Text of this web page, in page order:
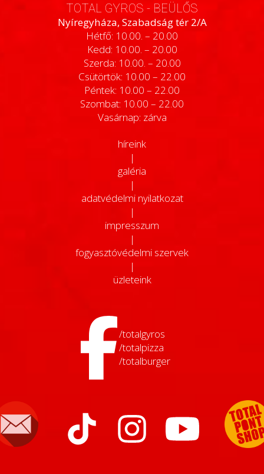
TOTAL GYROS - BEÜLŐS
Nyíregyháza, Szabadság tér 2/A
Hétfő: 10.00. – 20.00
Kedd: 10.00. – 20.00
Szerda: 10.00. – 20.00
Csütörtök: 10.00 – 22.00
Péntek: 10.00 – 22.00
Szombat: 10.00 – 22.00
Vasárnap: zárva
híreink
|
galéria
|
adatvédelmi nyilatkozat
|
impresszum
|
fogyasztóvédelmi szervek
|
üzleteink
/totalgyros
/totalpizza
/totalburger